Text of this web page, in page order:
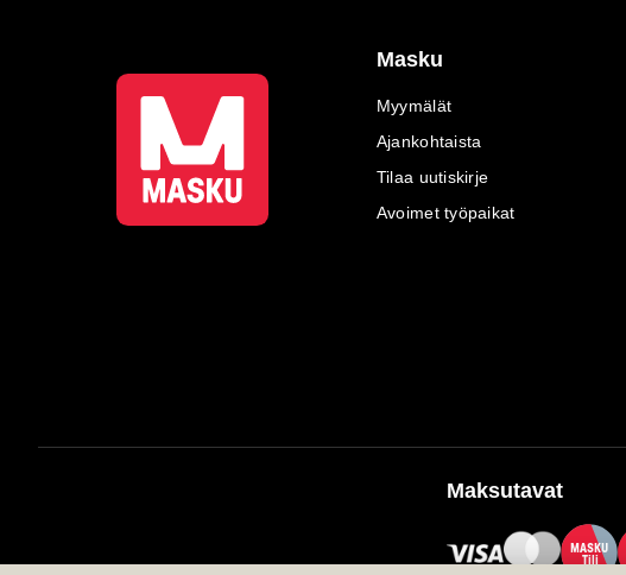
Masku
Myymälät
Ajankohtaista
Tilaa uutiskirje
Avoimet työpaikat
Maksutavat
MASKU
Tili